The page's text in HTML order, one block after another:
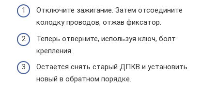
Отключите зажигание. Затем отсоедините
колодку проводов, отжав фиксатор.
Теперь отверните, используя ключ, болт
крепления.
Остается снять старый ДПКВ и установить
новый в обратном порядке.